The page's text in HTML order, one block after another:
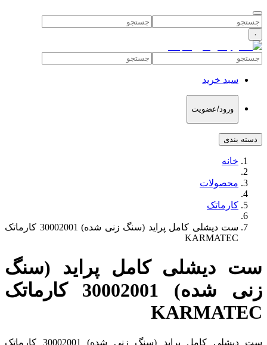
۰
سبد خرید
ورود/عضویت
دسته بندی
خانه
محصولات
کارماتک
ست دیشلی کامل پراید (سنگ زنی شده) 30002001 کارماتک
KARMATEC
ست دیشلی کامل پراید (سنگ
زنی شده) 30002001 کارماتک
KARMATEC
ست دیشلی کامل پراید (سنگ زنی شده) 30002001 کارماتک